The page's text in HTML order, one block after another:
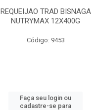
REQUEIJAO TRAD BISNAGA
NUTRYMAX 12X400G
Código: 9453
Faça seu login ou
cadastre-se para